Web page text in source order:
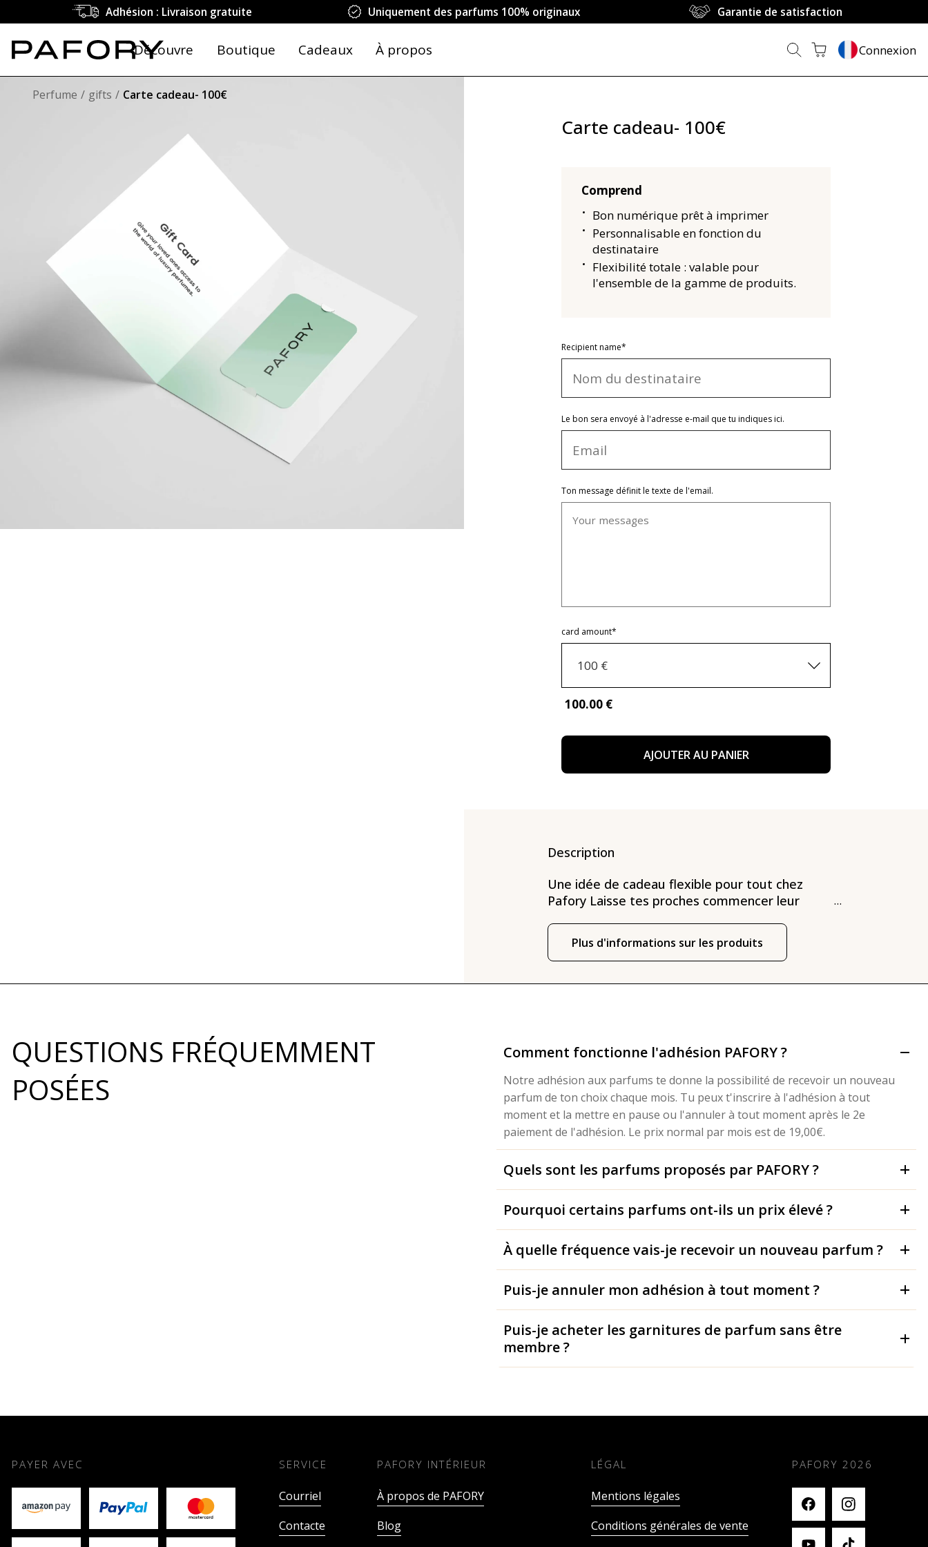
Adhésion : Livraison gratuite Uniquement des parfums 100% originaux Garantie de satisfaction
Découvre Boutique Cadeaux À propos Connexion
Perfume gifts Carte cadeau- 100€
Carte cadeau- 100€
Comprend
Bon numérique prêt à imprimer
Personnalisable en fonction du
destinataire
Flexibilité totale : valable pour
l'ensemble de la gamme de produits.
Recipient name*
Le bon sera envoyé à l'adresse e-mail que tu indiques ici.
Ton message définit le texte de l'email.
card amount*
100 €
100.00 €
AJOUTER AU PANIER
Description
Une idée de cadeau flexible pour tout chez
Pafory Laisse tes proches commencer leur
Que tu veuilles découvrir un nouveau parfum
chaque mois avec l'adhésion Pafory ou te lancer
à fond dans une taille complète.
...
Plus d'informations sur les produits
QUESTIONS FRÉQUEMMENT
POSÉES
Comment fonctionne l'adhésion PAFORY ?
Notre adhésion aux parfums te donne la possibilité de recevoir un nouveau
parfum de ton choix chaque mois. Tu peux t'inscrire à l'adhésion à tout
moment et la mettre en pause ou l'annuler à tout moment après le 2e
paiement de l'adhésion. Le prix normal par mois est de 19,00€.
Quels sont les parfums proposés par PAFORY ?
Pourquoi certains parfums ont-ils un prix élevé ?
À quelle fréquence vais-je recevoir un nouveau parfum ?
Puis-je annuler mon adhésion à tout moment ?
Puis-je acheter les garnitures de parfum sans être
membre ?
PAYER AVEC SERVICE
Courriel
Contacte
PAFORY INTÉRIEUR
À propos de PAFORY
Blog
LÉGAL
Mentions légales
Conditions générales de vente
PAFORY 2026